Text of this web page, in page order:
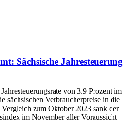
Sächsische Jahresteuerung
von 3,9 Prozent im
sächsischen Verbraucherpreise in die
zum Oktober 2023 sank der
im November aller Voraussicht